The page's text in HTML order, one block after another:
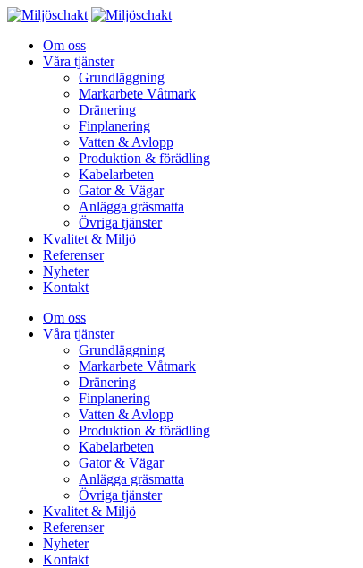
Om oss
Våra tjänster
Grundläggning
Markarbete Våtmark
Dränering
Finplanering
Vatten & Avlopp
Produktion & förädling
Kabelarbeten
Gator & Vägar
Anlägga gräsmatta
Övriga tjänster
Kvalitet & Miljö
Referenser
Nyheter
Kontakt
Om oss
Våra tjänster
Grundläggning
Markarbete Våtmark
Dränering
Finplanering
Vatten & Avlopp
Produktion & förädling
Kabelarbeten
Gator & Vägar
Anlägga gräsmatta
Övriga tjänster
Kvalitet & Miljö
Referenser
Nyheter
Kontakt